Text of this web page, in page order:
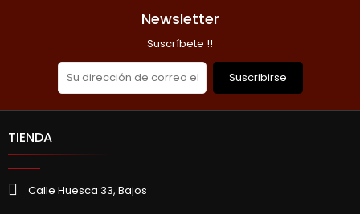
Newsletter
Suscríbete !!
Suscribirse
TIENDA
Calle Huesca 33, Bajos